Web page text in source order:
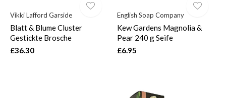
Vikki Lafford Garside
Blatt & Blume Cluster
Gestickte Brosche
£36.30
English Soap Company
Kew Gardens Magnolia &
Pear 240 g Seife
£6.95